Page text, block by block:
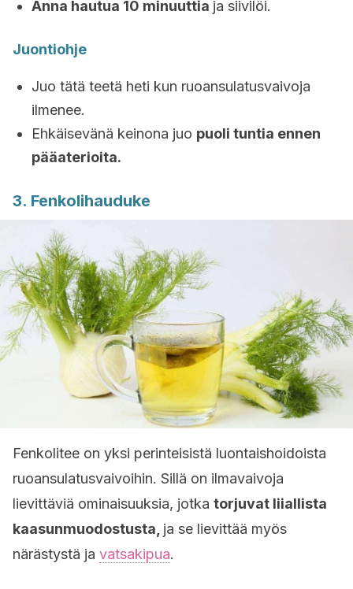
Anna hautua 10 minuuttia ja siivilöi.
Juontiohje
Juo tätä teetä heti kun ruoansulatusvaivoja
ilmenee.
Ehkäisevänä keinona juo puoli tuntia ennen
pääaterioita.
3. Fenkolihauduke
Fenkolitee on yksi perinteisistä luontaishoidoista
ruoansulatusvaivoihin. Sillä on ilmavaivoja
lievittäviä ominaisuuksia, jotka torjuvat liiallista
kaasunmuodostusta, ja se lievittää myös
närästystä ja vatsakipua.